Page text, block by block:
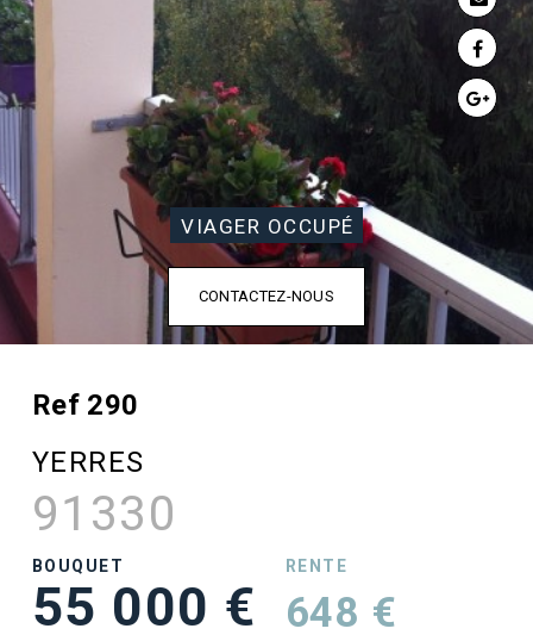
VIAGER OCCUPÉ
CONTACTEZ-NOUS
Ref 290
YERRES
91330
BOUQUET
55 000 €
RENTE
648 €